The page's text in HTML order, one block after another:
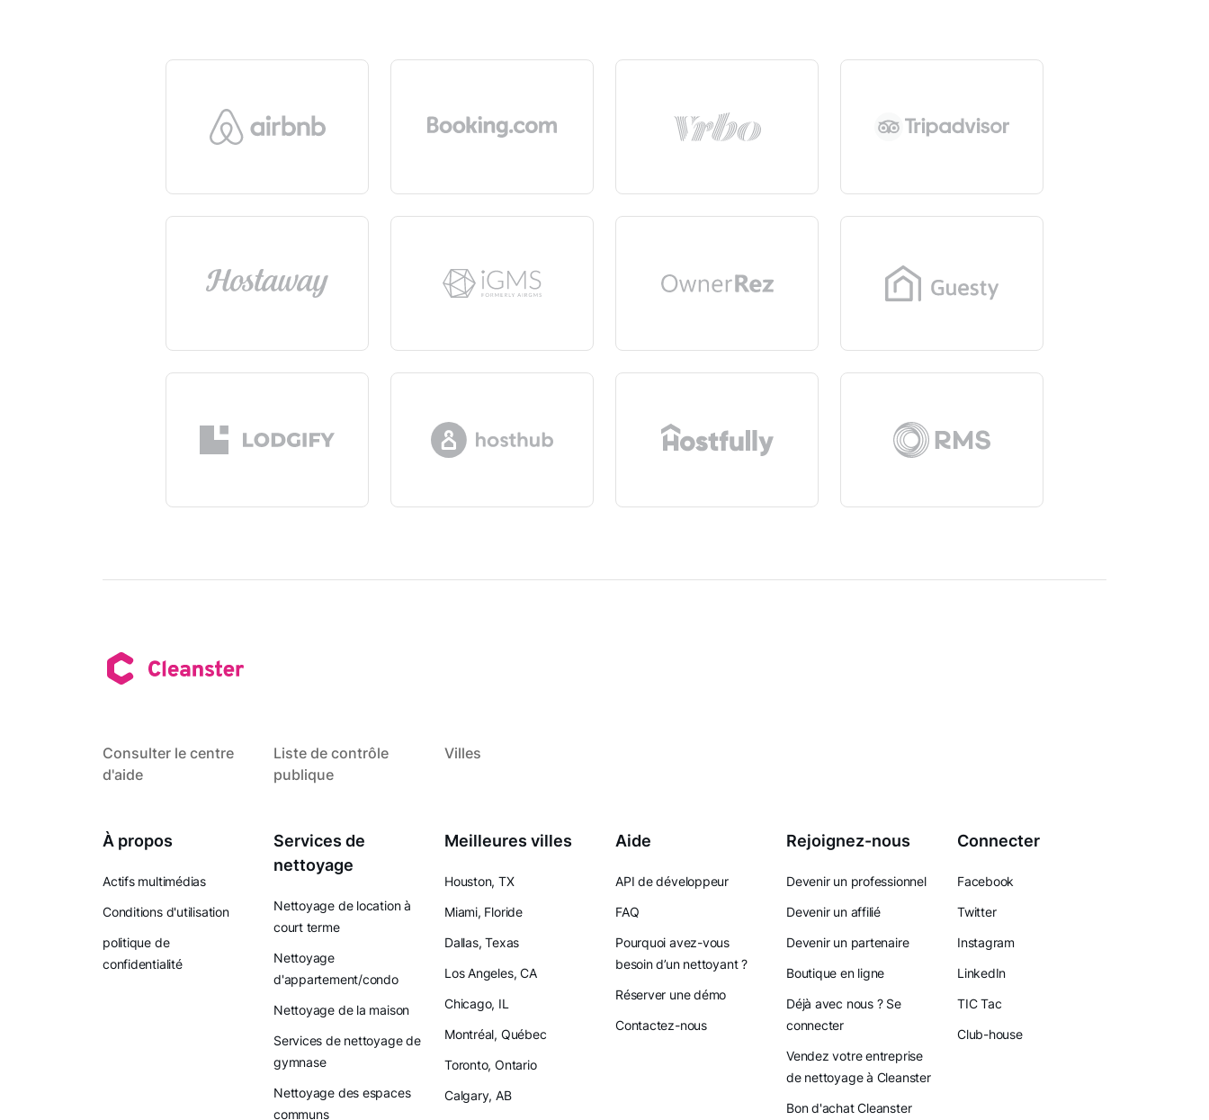
Consulter le centre
d'aide
Liste de contrôle
publique
Villes
À propos
Actifs multimédias
Conditions d'utilisation
politique de
confidentialité
Services de
nettoyage
Nettoyage de location à
court terme
Nettoyage
d'appartement/condo
Nettoyage de la maison
Services de nettoyage de
gymnase
Nettoyage des espaces
communs
Meilleures villes
Houston, TX
Miami, Floride
Dallas, Texas
Los Angeles, CA
Chicago, IL
Montréal, Québec
Toronto, Ontario
Calgary, AB
Aide
API de développeur
FAQ
Pourquoi avez-vous
besoin d’un nettoyant ?
Réserver une démo
Contactez-nous
Rejoignez-nous
Devenir un professionnel
Devenir un affilié
Devenir un partenaire
Boutique en ligne
Déjà avec nous ? Se
connecter
Vendez votre entreprise
de nettoyage à Cleanster
Bon d'achat Cleanster
Connecter
Facebook
Twitter
Instagram
LinkedIn
TIC Tac
Club-house